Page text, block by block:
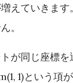
えていきま
。
が同じ座標
1)という項